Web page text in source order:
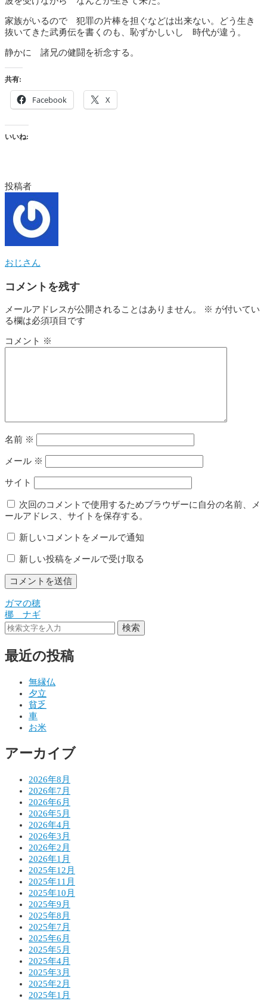
家族がいるので 犯罪の片棒を担ぐなどは出来ない。どう生き
抜いてきた武勇伝を書くのも、恥ずかしいし 時代が違う。
静かに 諸兄の健闘を祈念する。
共有:
Facebook X
いいね:
投稿者
おじさん
コメントを残す
メールアドレスが公開されることはありません。 ※ が付いてい
る欄は必須項目です
コメント ※
名前 ※
メール ※
サイト
次回のコメントで使用するためブラウザーに自分の名前、メ
ールアドレス、サイトを保存する。
新しいコメントをメールで通知
新しい投稿をメールで受け取る
投
稿
ビ
ン
ガマの穂
梛 ナギ
検索
最近の投稿
無縁仏
夕立
貧乏
車
お米
アーカイブ
2026年8月
2026年7月
2026年6月
2026年5月
2026年4月
2026年3月
2026年2月
2026年1月
2025年12月
2025年11月
2025年10月
2025年9月
2025年8月
2025年7月
2025年6月
2025年5月
2025年4月
2025年3月
2025年2月
2025年1月